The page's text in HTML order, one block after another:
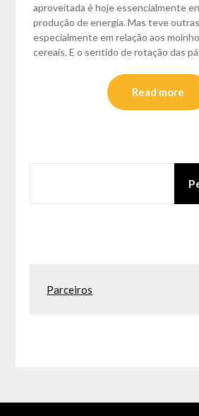
aproveitada é hoje essencialmente
produção de energia. Mas teve
especialmente em relação aos
cereais. E o sentido de rotação das
Read more
Parceiros